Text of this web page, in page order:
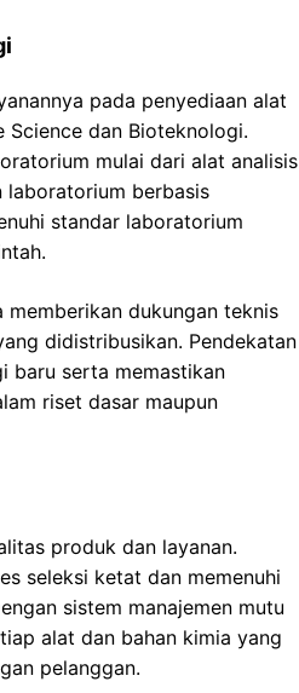
pada penyediaan alat
dan Bioteknologi.
mulai dari alat analisis
laboratorium berbasis
standar laboratorium
memberikan dukungan teknis
didistribusikan. Pendekatan
baru serta memastikan
riset dasar maupun
produk dan layanan.
seleksi ketat dan memenuhi
sistem manajemen mutu
alat dan bahan kimia yang
pelanggan.